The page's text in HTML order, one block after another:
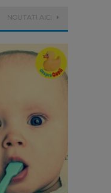
NOUTATI AICI